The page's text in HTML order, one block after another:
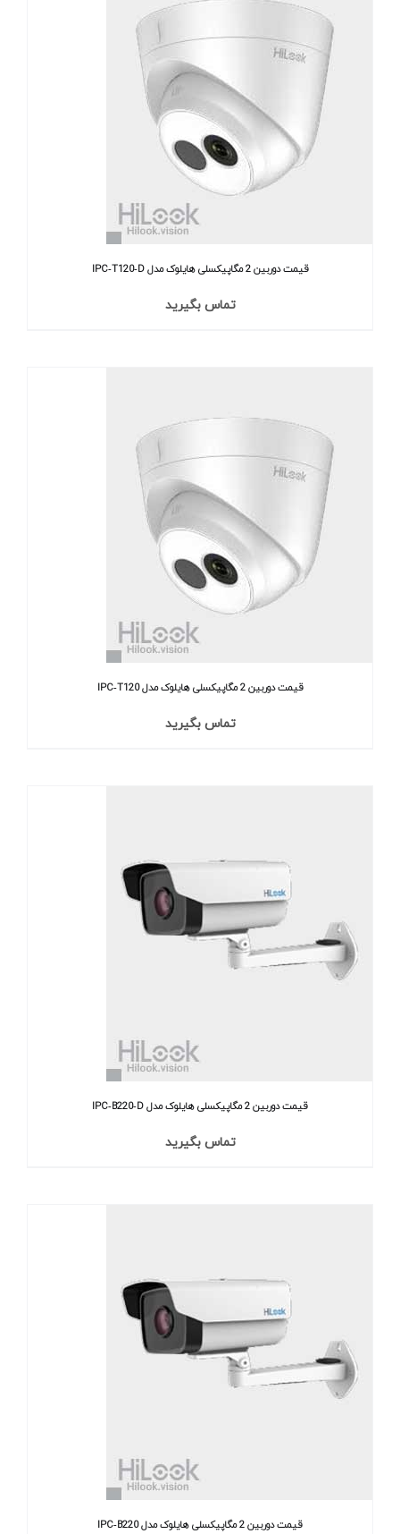
قیمت دوربین 2 مگاپیکسلی هایلوک مدل IPC‐T120‐D
تماس بگیرید
قیمت دوربین 2 مگاپیکسلی هایلوک مدل IPC‐T120
تماس بگیرید
قیمت دوربین 2 مگاپیکسلی هایلوک مدل IPC‐B220‐D
تماس بگیرید
قیمت دوربین 2 مگاپیکسلی هایلوک مدل IPC‐B220